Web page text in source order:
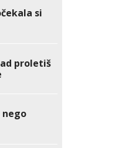
si
proletiš